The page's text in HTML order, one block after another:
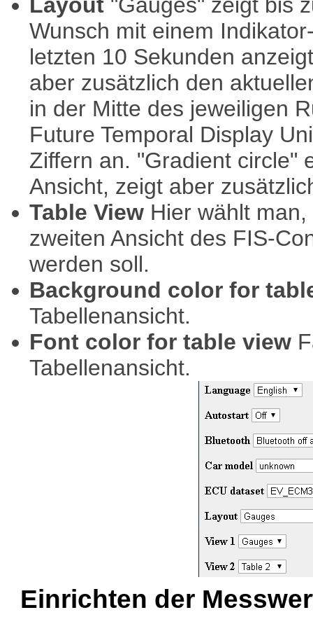
Wunsch mit einem
letzten 10 Sekunden
aber zusätzlich den
in der Mitte des jeweiligen
Future Temporal Display
Ziffern an. "Gradient circle"
Ansicht, zeigt aber
Table View Hier wählt
zweiten Ansicht des FIS-
werden soll.
Background color for
Tabellenansicht.
Font color for table view
Tabellenansicht.
Einrichten der